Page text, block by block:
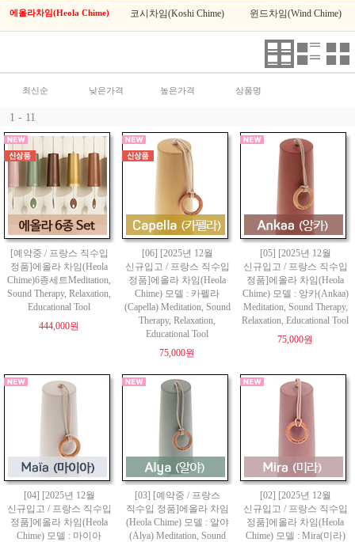
에올라차임(Heola Chime) 코시차임(Koshi Chime) 윈드차임(Wind Chime)
최신순 낮은가격 높은가격 상품명
1 - 11
[예약중 / 프랑스 직수입
정품]에올라 차임(Heola
Chime)6종세트Meditation,
Sound Therapy, Relaxation,
Educational Tool
444,000원
[06] [2025년 12월
신규입고 / 프랑스 직수입
정품]에올라 차임(Heola
Chime) 모델 : 카펠라
(Capella) Meditation, Sound
Therapy, Relaxation,
Educational Tool
75,000원
[05] [2025년 12월
신규입고 / 프랑스 직수입
정품]에올라 차임(Heola
Chime) 모델 : 앙카(Ankaa)
Meditation, Sound Therapy,
Relaxation, Educational Tool
75,000원
[04] [2025년 12월
신규입고 / 프랑스 직수입
정품]에올라 차임(Heola
Chime) 모델 : 마이아
[03] [예약중 / 프랑스
직수입 정품]에올라 차임
(Heola Chime) 모델 : 알야
(Alya) Meditation, Sound
[02] [2025년 12월
신규입고 / 프랑스 직수입
정품]에올라 차임(Heola
Chime) 모델 : Mira(미라)